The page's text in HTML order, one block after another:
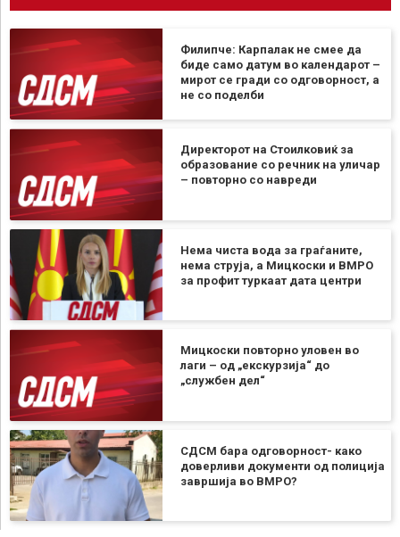
Филипче: Карпалак не смее да
биде само датум во календарот –
мирот се гради со одговорност, а
не со поделби
Директорот на Стоилковиќ за
образование со речник на уличар
– повторно со навреди
Нема чиста вода за граѓаните,
нема струја, а Мицкоски и ВМРО
за профит туркаат дата центри
Мицкоски повторно уловен во
лаги – од „екскурзија“ до
„службен дел“
СДСМ бара одговорност- како
доверливи документи од полиција
завршија во ВМРО?